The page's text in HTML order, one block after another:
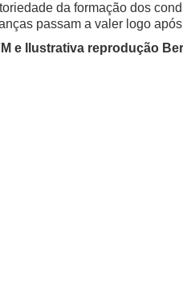
da formação dos
passam a valer logo
e Ilustrativa reprodução